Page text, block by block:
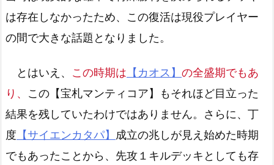
は存在しなかったため、この復活は現役プレイヤー
の間で大きな話題となりました。
とはいえ、 この時期は 【カオス】 の全盛期でもあ
り、 この【宝札マンティコア】もそれほど目立った
結果を残していたわけではありません。さらに、丁
度 【サイエンカタパ】 成立の兆しが見え始めた時期
でもあったことから、先攻１キルデッキとしても存